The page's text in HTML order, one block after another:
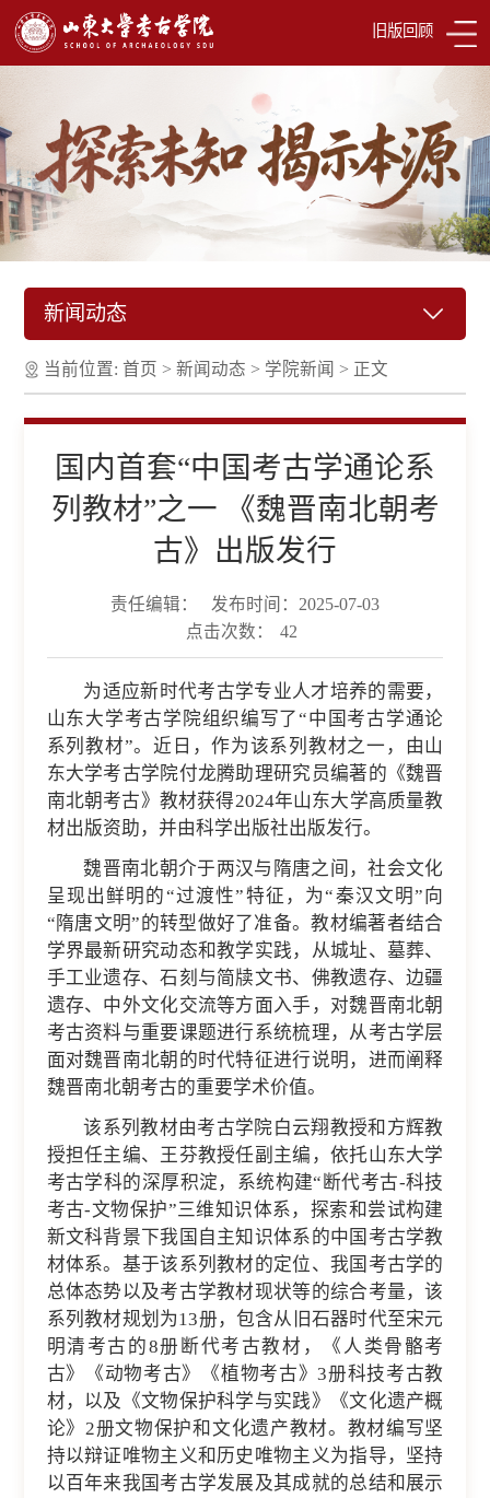
旧版回顾
新闻动态
当前位置:首页 >新闻动态 > 学院新闻 > 正文
国内首套“中国考古学通论系
列教材”之一 《魏晋南北朝考
古》出版发行
责任编辑：
发布时间：2025-07-03
点击次数：
42
为适应新时代考古学专业人才培养的需要，
山东大学考古学院组织编写了“中国考古学通论
系列教材”。近日，作为该系列教材之一，由山
东大学考古学院付龙腾助理研究员编著的《魏晋
南北朝考古》教材获得2024年山东大学高质量教
材出版资助，并由科学出版社出版发行。
魏晋南北朝介于两汉与隋唐之间，社会文化
呈现出鲜明的“过渡性”特征，为“秦汉文明”向
“隋唐文明”的转型做好了准备。教材编著者结合
学界最新研究动态和教学实践，从城址、墓葬、
手工业遗存、石刻与简牍文书、佛教遗存、边疆
遗存、中外文化交流等方面入手，对魏晋南北朝
考古资料与重要课题进行系统梳理，从考古学层
面对魏晋南北朝的时代特征进行说明，进而阐释
魏晋南北朝考古的重要学术价值。
该系列教材由考古学院白云翔教授和方辉教
授担任主编、王芬教授任副主编，依托山东大学
考古学科的深厚积淀，系统构建“断代考古-科技
考古-文物保护”三维知识体系，探索和尝试构建
新文科背景下我国自主知识体系的中国考古学教
材体系。基于该系列教材的定位、我国考古学的
总体态势以及考古学教材现状等的综合考量，该
系列教材规划为13册，包含从旧石器时代至宋元
明清考古的8册断代考古教材，《人类骨骼考
古》《动物考古》《植物考古》3册科技考古教
材，以及《文物保护科学与实践》《文化遗产概
论》2册文物保护和文化遗产教材。教材编写坚
持以辩证唯物主义和历史唯物主义为指导，坚持
以百年来我国考古学发展及其成就的总结和展示